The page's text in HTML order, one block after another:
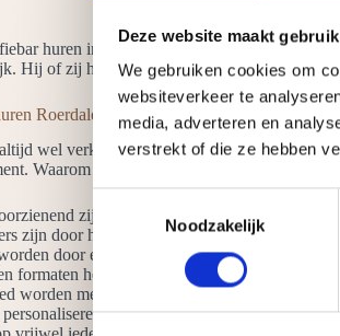
Deze website maakt
We gebruiken cookies om
websiteverkeer te
media, adverteren en
verstrekt of die ze hebben
o
e
s
t
e
Noodzakelijk
huren in Roerdalen dan is er altijd
Hij of zij heet de gasten welkom en neemt
Roerdalen
wel verkrijgbaar op een evenement maar
Waarom onze koffiebars huren? Omdat ze:
zijn. We hebben alleen een
zijn door het hoogglans ontwerp en de LED-
door ervaren barista’s die latte art
formaten hebben. Bekijk ook de koffie
worden met vazen koffiebonen
met jouw logo